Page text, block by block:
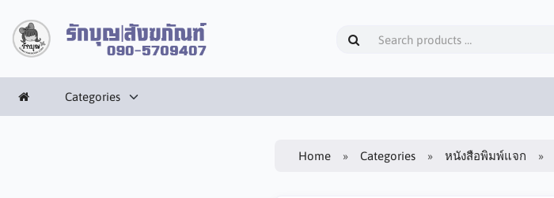
Categories
Home Categories หนังสือพิมพ์แจก